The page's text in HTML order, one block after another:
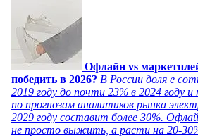
Офлайн vs
победить в 2026? В России доля e
2019 году до почти 23% в 2024 году
по прогнозам аналитиков рынка
2029 году составит более 30%.
не просто выжить, а расти на 20-